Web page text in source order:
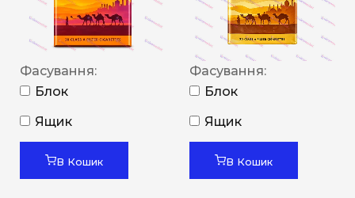
Фасування:
Блок
Ящик
В Кошик
Фасування:
Блок
Ящик
В Кошик